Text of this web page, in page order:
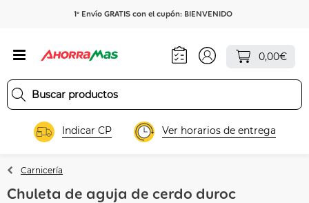
1º Envío GRATIS con el cupón: BIENVENIDO
0,00€
Indicar CP Ver horarios de entrega
Carnicería
Chuleta de aguja de cerdo duroc